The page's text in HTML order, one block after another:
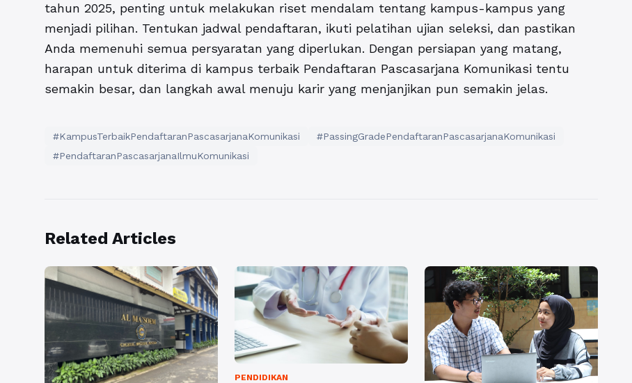
tahun 2025, penting untuk melakukan riset mendalam tentang kampus-kampus yang
menjadi pilihan. Tentukan jadwal pendaftaran, ikuti pelatihan ujian seleksi, dan pastikan
Anda memenuhi semua persyaratan yang diperlukan. Dengan persiapan yang matang,
harapan untuk diterima di kampus terbaik Pendaftaran Pascasarjana Komunikasi tentu
semakin besar, dan langkah awal menuju karir yang menjanjikan pun semakin jelas.
#KampusTerbaikPendaftaranPascasarjanaKomunikasi
#PassingGradePendaftaranPascasarjanaKomunikasi
#PendaftaranPascasarjanaIlmuKomunikasi
Related Articles
PENDIDIKAN